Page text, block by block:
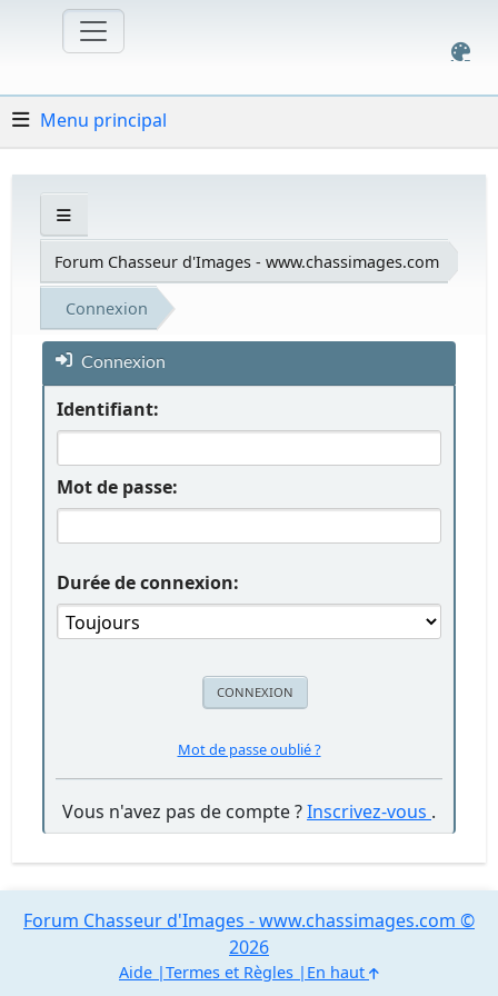
Menu principal
Forum Chasseur d'Images - www.chassimages.com
Connexion
Connexion
Identifiant:
Mot de passe:
Durée de connexion:
Mot de passe oublié ?
Vous n'avez pas de compte ?Inscrivez-vous .
Forum Chasseur d'Images - www.chassimages.com ©
2026
Aide Termes et Règles En haut